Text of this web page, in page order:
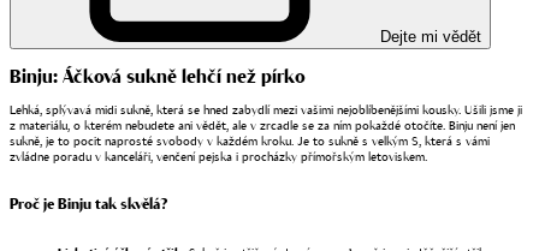
Dejte mi vědět
Binju: Áčková sukně lehčí než pírko
Lehká, splývavá midi sukně, která se hned zabydlí mezi vašimi nejoblíbenějšími kousky. Ušili jsme ji
z materiálu, o kterém nebudete ani vědět, ale v zrcadle se za ním pokaždé otočíte. Binju není jen
sukně, je to pocit naprosté svobody v každém kroku. Je to sukně s velkým S, která s vámi
zvládne poradu v kanceláři, venčení pejska i procházky přímořským letoviskem.
Proč je Binju tak skvělá?